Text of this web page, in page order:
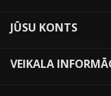
JŪSU KONTS
VEIKALA